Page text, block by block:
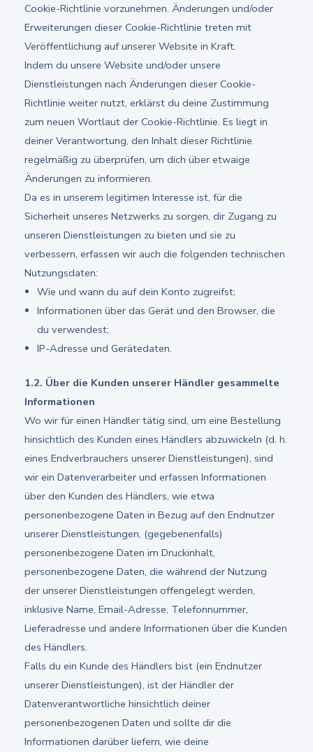
Cookie-Richtlinie vorzunehmen. Änderungen und/oder
Erweiterungen dieser Cookie-Richtlinie treten mit
Veröffentlichung auf unserer Website in Kraft.
Indem du unsere Website und/oder unsere
Dienstleistungen nach Änderungen dieser Cookie-
Richtlinie weiter nutzt, erklärst du deine Zustimmung
zum neuen Wortlaut der Cookie-Richtlinie. Es liegt in
deiner Verantwortung, den Inhalt dieser Richtlinie
regelmäßig zu überprüfen, um dich über etwaige
Änderungen zu informieren.
Da es in unserem legitimen Interesse ist, für die
Sicherheit unseres Netzwerks zu sorgen, dir Zugang zu
unseren Dienstleistungen zu bieten und sie zu
verbessern, erfassen wir auch die folgenden technischen
Nutzungsdaten:
Wie und wann du auf dein Konto zugreifst;
Informationen über das Gerät und den Browser, die
du verwendest;
IP-Adresse und Gerätedaten.
1.2. Über die Kunden unserer Händler gesammelte
Informationen
Wo wir für einen Händler tätig sind, um eine Bestellung
hinsichtlich des Kunden eines Händlers abzuwickeln (d. h.
eines Endverbrauchers unserer Dienstleistungen), sind
wir ein Datenverarbeiter und erfassen Informationen
über den Kunden des Händlers, wie etwa
personenbezogene Daten in Bezug auf den Endnutzer
unserer Dienstleistungen, (gegebenenfalls)
personenbezogene Daten im Druckinhalt,
personenbezogene Daten, die während der Nutzung
der unserer Dienstleistungen offengelegt werden,
inklusive Name, Email-Adresse, Telefonnummer,
Lieferadresse und andere Informationen über die Kunden
des Händlers.
Falls du ein Kunde des Händlers bist (ein Endnutzer
unserer Dienstleistungen), ist der Händler der
Datenverantwortliche hinsichtlich deiner
personenbezogenen Daten und sollte dir die
Informationen darüber liefern, wie deine